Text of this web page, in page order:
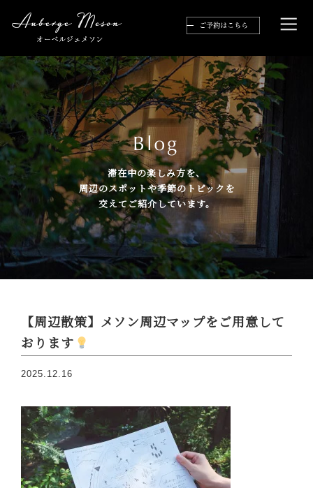
滞在中の楽しみ方を、
周辺のスポットや季節のトピックを
交えてご紹介しています。
【周辺散策】メソン周辺マップをご用意して
おります
2025.12.16